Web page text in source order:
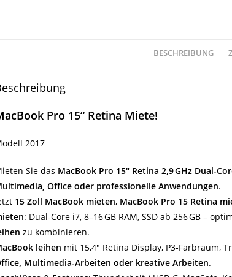
BESCHREIBUNG
Pro 15“ Retina Miete!
2017
Sie das MacBook Pro 15″ Retina 2,9 GHz Dual-
Office oder professionelle Anwendungen.
15 Zoll MacBook mieten, MacBook Pro 15 Retina
: Dual-Core i7, 8–16 GB RAM, SSD ab 256 GB –
zu kombinieren.
leihen mit 15,4″ Retina Display, P3‑Farbraum,
Multimedia-Arbeiten oder kreative Arbeiten.